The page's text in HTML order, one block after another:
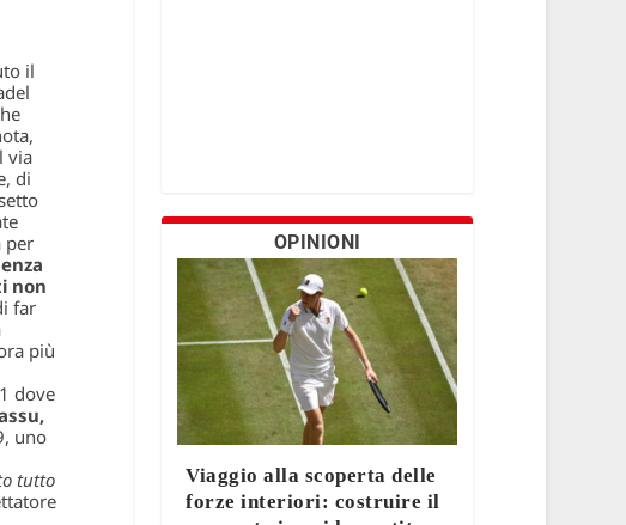
il
via
di
per
non
far
più
dove
uno
tutto
OPINIONI
Viaggio alla scoperta delle
forze interiori: costruire il